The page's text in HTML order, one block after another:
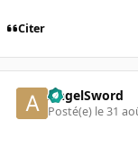
Citer
AngelSword
Posté(e) le 31